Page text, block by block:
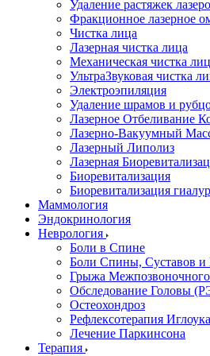
Удаление растяжек
Фракционное лазерное
Чистка лица
Лазерная чистка лица
Механическая чистка
УльтраЗвуковая чистка
Электроэпиляция
Удаление шрамов и
Лазерное Отбеливание
Лазерно-Вакуумный
Лазерный Липолиз
Лазерная
Биоревитализация
Биоревитализация
Маммология
Эндокринология
Неврология
Боли в Cпине
Боли Спины, Суставов и
Грыжа Межпозвоночного
Обследование Головы
Остеохондроз
Рефлексотерапия
Лечение Паркинсона
Терапия